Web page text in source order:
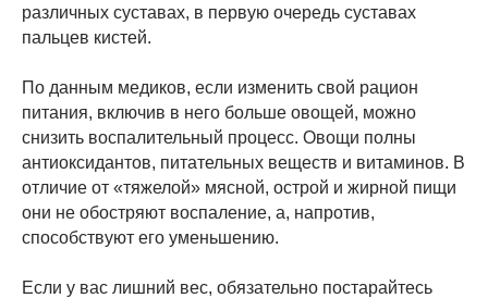
различных суставах, в первую очередь суставах
пальцев кистей.
По данным медиков, если изменить свой рацион
питания, включив в него больше овощей, можно
снизить воспалительный процесс. Овощи полны
антиоксидантов, питательных веществ и витаминов. В
отличие от «тяжелой» мясной, острой и жирной пищи
они не обостряют воспаление, а, напротив,
способствуют его уменьшению.
Если у вас лишний вес, обязательно постарайтесь